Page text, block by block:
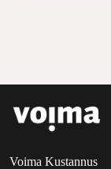
Voima Kustannus